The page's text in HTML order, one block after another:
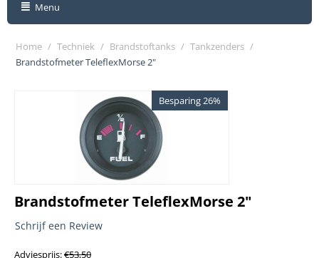
Menu
Home / Techniek / Brandstoftanks / Tankzenders /
Brandstofmeter TeleflexMorse 2"
Besparing 26%
Brandstofmeter TeleflexMorse 2"
Schrijf een Review
Adviesprijs:€53,50